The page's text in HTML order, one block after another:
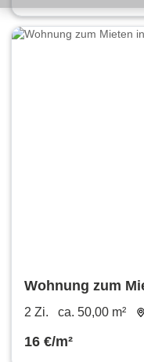
Wohnung zum
m²
2 Zi. ca. 50,00 m²
16 €/m²